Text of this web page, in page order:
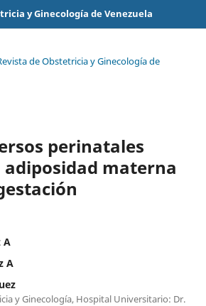
y Ginecología de Venezuela
de Obstetricia y Ginecología de
perinatales
adiposidad materna
A
A
y Ginecología, Hospital Universitario: Dr.